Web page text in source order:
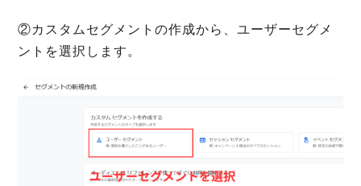
②カスタムセグメントの作成から、ユーザーセグメ
ントを選択します。